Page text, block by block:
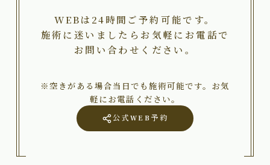
WEBは24時間ご予約可能です。
施術に迷いましたらお気軽にお電話で
お問い合わせください。
※空きがある場合当日でも施術可能です。お気
軽にお電話ください。
公式WEB予約